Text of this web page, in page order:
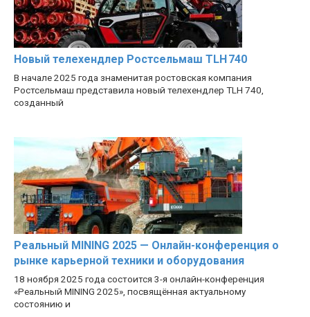
Новый телехендлер Ростсельмаш TLH 740
В начале 2025 года знаменитая ростовская компания
Ростсельмаш представила новый телехендлер TLH 740,
созданный
Реальный MINING 2025 — Онлайн-конференция о
рынке карьерной техники и оборудования
18 ноября 2025 года состоится 3-я онлайн-конференция
«Реальный MINING 2025», посвящённая актуальному
состоянию и